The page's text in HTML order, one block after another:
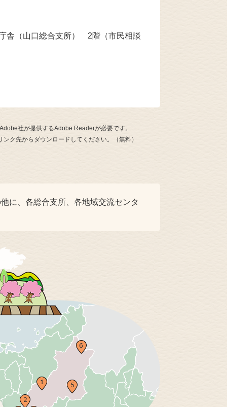
舎（山口総合支所） 2階（市民相談
社が提供するAdobe Readerが必要です。
ク先からダウンロードしてください。（無料）
に、各総合支所、各地域交流センタ